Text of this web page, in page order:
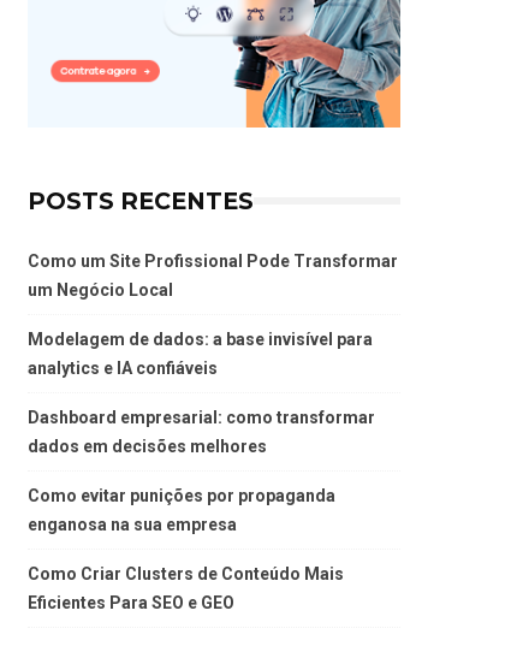
POSTS RECENTES
Como um Site Profissional Pode Transformar
um Negócio Local
Modelagem de dados: a base invisível para
analytics e IA confiáveis
Dashboard empresarial: como transformar
dados em decisões melhores
Como evitar punições por propaganda
enganosa na sua empresa
Como Criar Clusters de Conteúdo Mais
Eficientes Para SEO e GEO